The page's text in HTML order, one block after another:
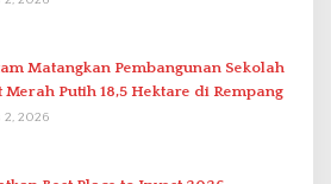
Matangkan Pembangunan Sekolah
Merah Putih 18,5 Hektare di Rempang
2, 2026